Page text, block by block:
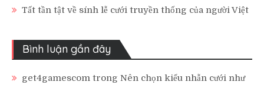
Tất tần tật về sính lễ cưới truyền thống của người Việt
Bình luận gần đây
get4gamescom trong Nên chọn kiểu nhẫn cưới như